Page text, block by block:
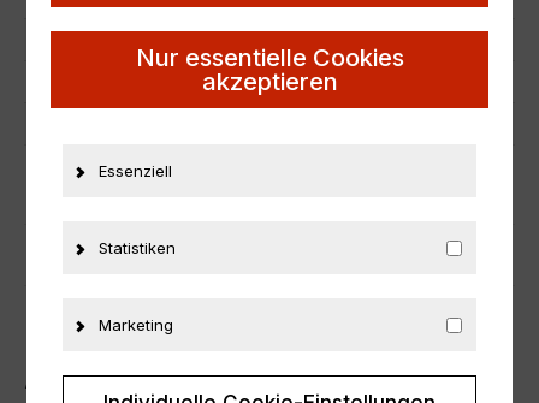
50730
PRODUKTSICHERHEIT
ÄHNLICHE PRODUKTE
Nur essentielle Cookies
akzeptieren
Essenziell
Statistiken
Marketing